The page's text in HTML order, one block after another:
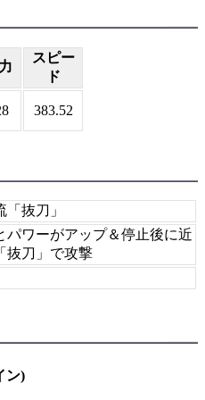
スピー
ド
383.52
「抜刀」
パワーがアップ＆停止後に近
抜刀」で攻撃
ン)